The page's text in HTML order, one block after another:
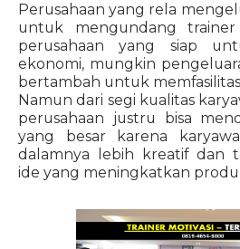
Perusahaan yang rela
untuk mengundang trainer
perusahaan yang siap
ekonomi, mungkin
bertambah untuk
Namun dari segi kualitas
perusahaan justru bisa
yang besar karena
dalamnya lebih kreatif dan
ide yang meningkatkan